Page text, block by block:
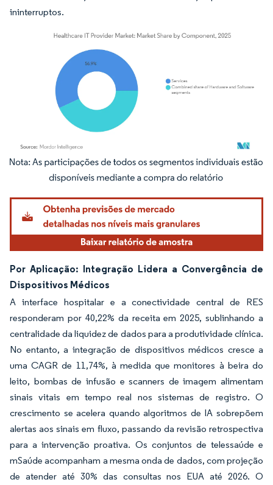
ininterruptos.
Imagem © Mordor Intelligence. O reuso requer atribuição conforme CC BY 4.0.
Por Aplicação: Integração Lidera a Convergência de
Dispositivos Médicos
A interface hospitalar e a conectividade central de RES
responderam por 40,22% da receita em 2025, sublinhando a
centralidade da liquidez de dados para a produtividade clínica.
No entanto, a integração de dispositivos médicos cresce a
uma CAGR de 11,74%, à medida que monitores à beira do
leito, bombas de infusão e scanners de imagem alimentam
sinais vitais em tempo real nos sistemas de registro. O
crescimento se acelera quando algoritmos de IA sobrepõem
alertas aos sinais em fluxo, passando da revisão retrospectiva
para a intervenção proativa. Os conjuntos de telessaúde e
mSaúde acompanham a mesma onda de dados, com projeção
de atender até 30% das consultas nos EUA até 2026. O